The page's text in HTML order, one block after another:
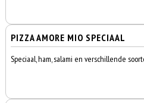
PIZZA AMORE MIO SPECIAAL
Speciaal, ham, salami en verschillende